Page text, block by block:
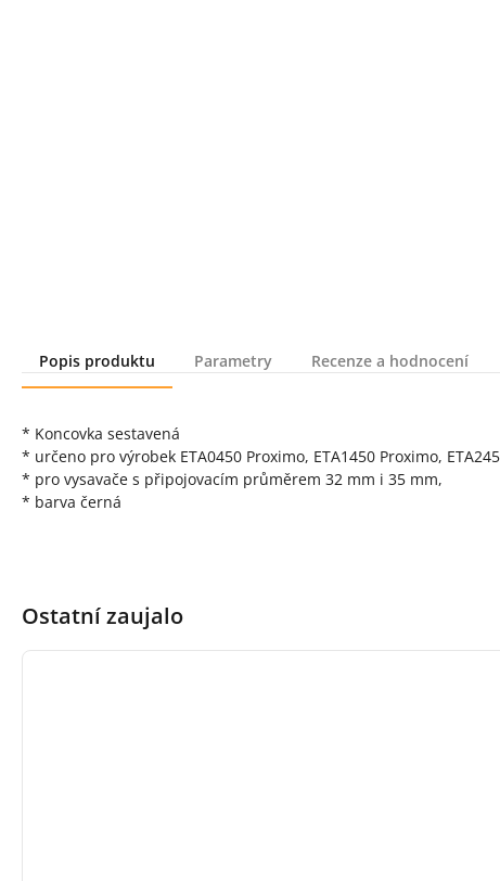
Popis produktu
Parametry Recenze a hodnocení
* Koncovka sestavená
* určeno pro výrobek ETA0450 Proximo, ETA1450 Proximo,
* pro vysavače s připojovacím průměrem 32 mm i 35 mm,
* barva černá
Ostatní zaujalo